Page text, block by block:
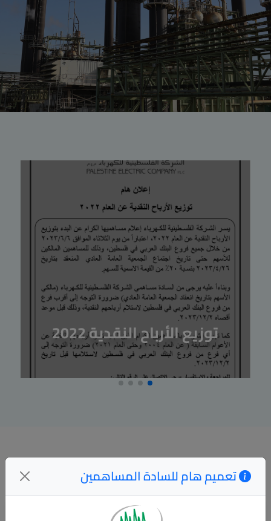
توزيع الأرباح النقدية 2022
آخر الأخبار
تعميم هام للسادة المساهمين